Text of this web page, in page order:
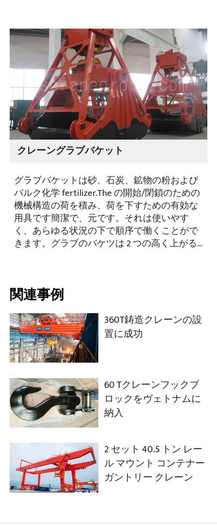
クレーングラブバケット
グラブバケットは砂、石炭、鉱物の粉および
バルク化学 fertilizer.The の開始/閉鎖のための
機械構造の荷を積み、荷を下すための有効な
用具です簡潔で、元です。それは使いやす
く、あらゆる状況の下で順序で働くことがで
きます。グラブのバケツは 2 つの高く上がる
学、保存および交通機関で広く利用され、バ
関連事例
360T鋳造クレーンの設
置に成功
60 Tクレーンフックブ
ロックをヴェトナムに
納入
2 セット 40.5 トン レー
ル マウント コンテナー
ガントリー クレーン